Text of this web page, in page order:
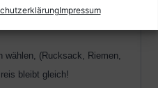
Impressum
wählen, (Rucksack, Riemen,
bleibt gleich!